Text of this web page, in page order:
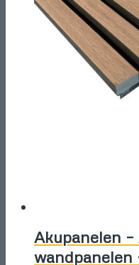
Akupanelen –
wandpanelen